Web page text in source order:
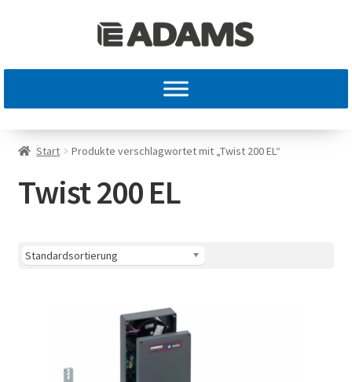
Start Produkte verschlagwortet mit „Twist 200 EL“
Twist 200 EL